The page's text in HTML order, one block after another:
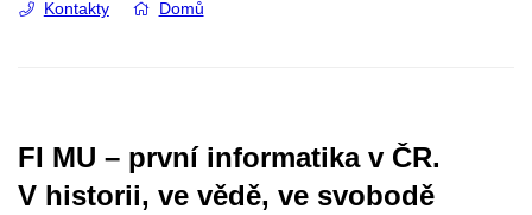
Kontakty Domů
FI MU – první informatika v ČR.
V historii, ve vědě, ve svobodě